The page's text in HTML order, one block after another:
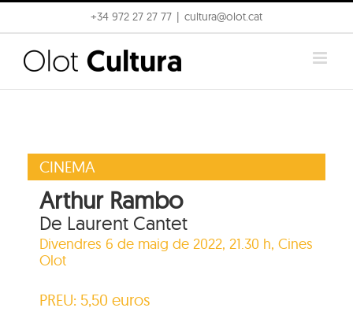
to
content
+34 972 27 27 77 cultura@olot.cat
CINEMA
Arthur Rambo
De Laurent Cantet
Divendres 6 de maig de 2022, 21.30 h, Cines
Olot
PREU: 5,50 euros